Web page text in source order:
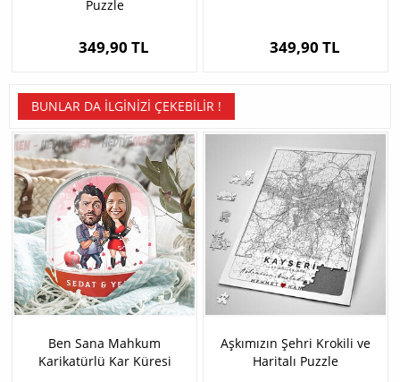
Puzzle
349,90 TL 349,90 TL
BUNLAR DA İLGINIZI ÇEKEBILIR !
Ben Sana Mahkum
Karikatürlü Kar Küresi
Aşkımızın Şehri Krokili ve
Haritalı Puzzle